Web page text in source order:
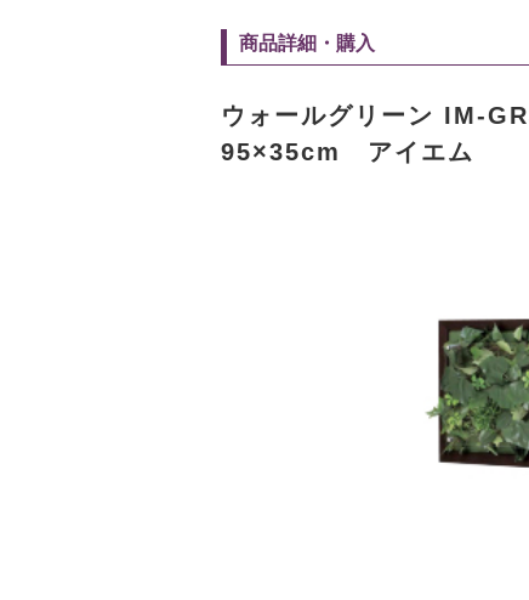
商品詳細・購入
ウォールグリーン IM-
95×35cm アイエム